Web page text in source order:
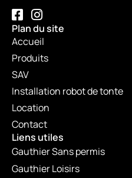
Plan du site
Accueil
Produits
SAV
Installation robot de tonte
Location
Contact
Liens utiles
Gauthier Sans permis
Gauthier Loisirs